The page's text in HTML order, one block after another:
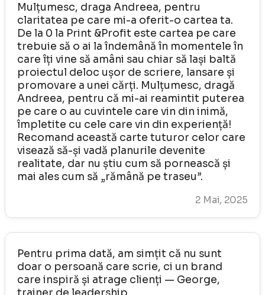
Mulțumesc, draga Andreea, pentru
claritatea pe care mi-a oferit-o cartea ta.
De la 0 la Print &Profit este cartea pe care
trebuie să o ai la îndemână în momentele în
care îți vine să amâni sau chiar să lași baltă
proiectul deloc ușor de scriere, lansare și
promovare a unei cărți. Mulțumesc, dragă
Andreea, pentru că mi-ai reamintit puterea
pe care o au cuvintele care vin din inimă,
împletite cu cele care vin din experiență!
Recomand această carte tuturor celor care
visează să-și vadă planurile devenite
realitate, dar nu știu cum să pornească și
mai ales cum să „rămână pe traseu”.
2 Mai, 2025
Pentru prima dată, am simțit că nu sunt
doar o persoană care scrie, ci un brand
care inspiră și atrage clienți — George,